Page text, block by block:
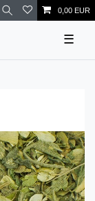
0,00 EUR
☰